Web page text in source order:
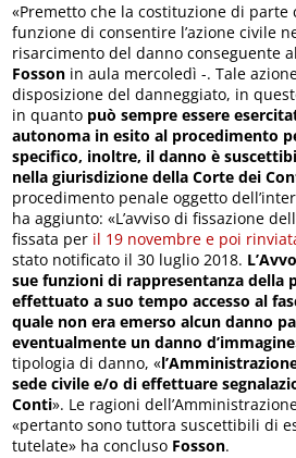
«Premetto che la costituzione di parte
funzione di consentire l’azione civile
risarcimento del danno conseguente
Fosson in aula mercoledì -. Tale
disposizione del danneggiato, in
in quanto può sempre essere
autonoma in esito al procedimento
specifico, inoltre, il danno è
nella giurisdizione della Corte dei
procedimento penale oggetto
ha aggiunto: «L’avviso di fissazione
fissata per il 19 novembre e poi
stato notificato il 30 luglio 2018.
sue funzioni di rappresentanza della
effettuato a suo tempo accesso al
quale non era emerso alcun danno
eventualmente un danno d’immagine
tipologia di danno, «
sede civile e/o di effettuare
Conti». Le ragioni
«pertanto sono tuttora suscettibili di
tutelate» ha concluso Fosson.